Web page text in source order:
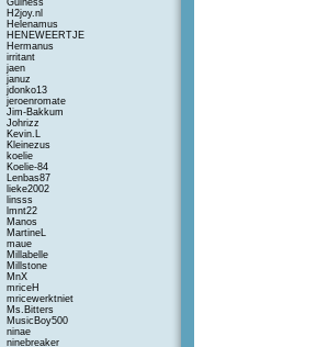
Guiness
H2joy.nl
Helenamus
HENEWEERTJE
Hermanus
irritant
jaen
januz
jdonko13
jeroenromate
Jim-Bakkum
Johrizz
Kevin.L
Kleinezus
koelie
Koelie-84
Lenbas87
lieke2002
linsss
lmnt22
Manos
MartineL
maue
Millabelle
Millstone
MnX
mriceH
mricewerktniet
Ms.Bitters
MusicBoy500
ninae
ninebreaker